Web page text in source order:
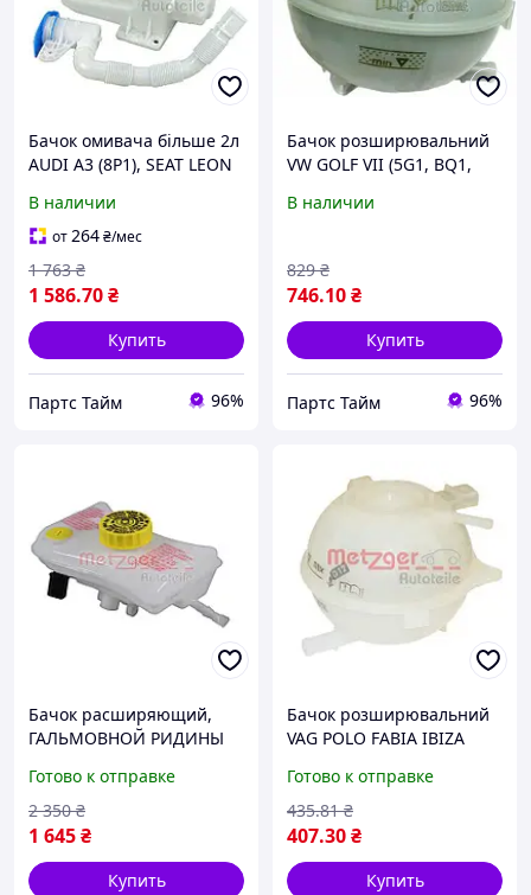
Бачок омивача більше 2л
AUDI A3 (8P1), SEAT LEON
(1Z3, 1Z5), SUPERB (3T4),
YET 2141014
В наличии
от264₴/мес
1 586.70₴
1 763 ₴
Купить
Партс Тайм 96%
Бачок розширювальний
VW GOLF VII (5G1, BQ1,
2014-05 2140184
В наличии
746.10₴
829 ₴
Купить
Партс Тайм 96%
Бачок расширяющий,
ГАЛЬМОВНОЙ РИДИНЫ
SENSOR 2140417
Готово к отправке
1 645₴
2 350 ₴
Купить
Бачок розширювальний
VAG POLO FABIA IBIZA
Готово к отправке
407.30₴
435.81 ₴
Купить